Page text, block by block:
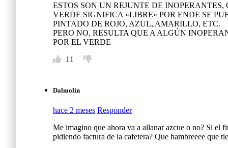
ESTOS SON UN REJUNTE DE
VERDE SIGNIFICA «LIBRE» POR ENDE SE
PINTADO DE ROJO, AZUL, AMARILLO, ETC.
PERO NO, RESULTA QUE A ALGÚN
POR EL VERDE
11
Dalmolin
hace 2 meses Responder
Me imagino que ahora va a allanar azcue o no? Si el
pidiendo factura de la cafetera? Que hambreeee que